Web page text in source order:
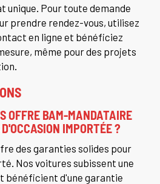
unique. Pour toute demande
prendre rendez-vous, utilisez
en ligne et bénéficiez
même pour des projets
OFFRE BAM-MANDATAIRE
IMPORTÉE ?
des garanties solides pour
Nos voitures subissent une
bénéficient d'une garantie